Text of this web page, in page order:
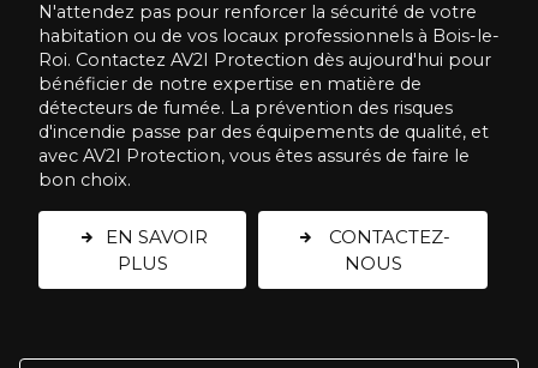
N'attendez pas pour renforcer la sécurité de votre
habitation ou de vos locaux professionnels à Bois-le-
Roi. Contactez AV2I Protection dès aujourd'hui pour
bénéficier de notre expertise en matière de
détecteurs de fumée. La prévention des risques
d'incendie passe par des équipements de qualité, et
avec AV2I Protection, vous êtes assurés de faire le
bon choix.
EN SAVOIR
PLUS
CONTACTEZ-
NOUS